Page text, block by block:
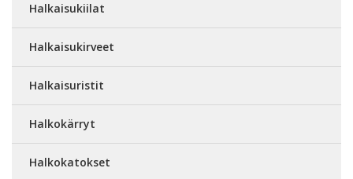
Halkaisukiilat
Halkaisukirveet
Halkaisuristit
Halkokärryt
Halkokatokset